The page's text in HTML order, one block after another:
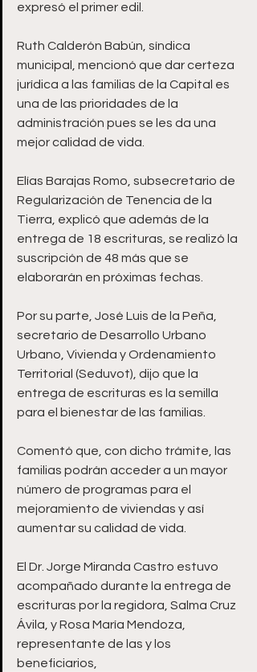
expresó el primer edil.
Ruth Calderón Babún, síndica
municipal, mencionó que dar certeza
jurídica a las familias de la Capital es
una de las prioridades de la
administración pues se les da una
mejor calidad de vida.
Elías Barajas Romo, subsecretario de
Regularización de Tenencia de la
Tierra, explicó que además de la
entrega de 18 escrituras, se realizó la
suscripción de 48 más que se
elaborarán en próximas fechas.
Por su parte, José Luis de la Peña,
secretario de Desarrollo Urbano
Urbano, Vivienda y Ordenamiento
Territorial (Seduvot), dijo que la
entrega de escrituras es la semilla
para el bienestar de las familias.
Comentó que, con dicho trámite, las
familias podrán acceder a un mayor
número de programas para el
mejoramiento de viviendas y así
aumentar su calidad de vida.
El Dr. Jorge Miranda Castro estuvo
acompañado durante la entrega de
escrituras por la regidora, Salma Cruz
Ávila, y Rosa María Mendoza,
representante de las y los
beneficiarios,